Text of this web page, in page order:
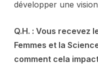
développer une
Q.H. : Vous recevez
Femmes et la
comment cela